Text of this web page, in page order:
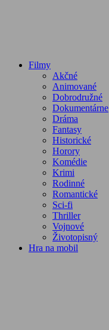
Filmy
Akčné
Animované
Dobrodružné
Dokumentárne
Dráma
Fantasy
Historické
Horory
Komédie
Krimi
Rodinné
Romantické
Sci-fi
Thriller
Vojnové
Životopisný
Hra na mobil